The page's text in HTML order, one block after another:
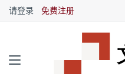
请登录 免费注册